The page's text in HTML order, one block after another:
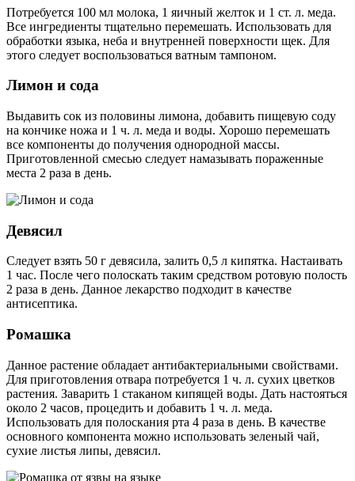
Потребуется 100 мл молока, 1 яичный желток и 1 ст. л. меда.
Все ингредиенты тщательно перемешать. Использовать для
обработки языка, неба и внутренней поверхности щек. Для
этого следует воспользоваться ватным тампоном.
Лимон и сода
Выдавить сок из половины лимона, добавить пищевую соду
на кончике ножа и 1 ч. л. меда и воды. Хорошо перемешать
все компоненты до получения однородной массы.
Приготовленной смесью следует намазывать пораженные
места 2 раза в день.
Девясил
Следует взять 50 г девясила, залить 0,5 л кипятка. Настаивать
1 час. После чего полоскать таким средством ротовую полость
2 раза в день. Данное лекарство подходит в качестве
антисептика.
Ромашка
Данное растение обладает антибактериальными свойствами.
Для приготовления отвара потребуется 1 ч. л. сухих цветков
растения. Заварить 1 стаканом кипящей воды. Дать настояться
около 2 часов, процедить и добавить 1 ч. л. меда.
Использовать для полоскания рта 4 раза в день. В качестве
основного компонента можно использовать зеленый чай,
сухие листья липы, девясил.